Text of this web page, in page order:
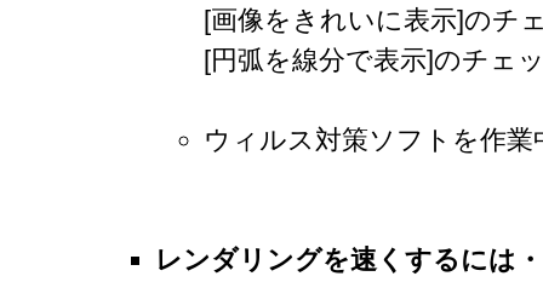
[画像をきれいに表示]のチ
[円弧を線分で表示]のチェ
ウィルス対策ソフトを作
レンダリングを速くするには